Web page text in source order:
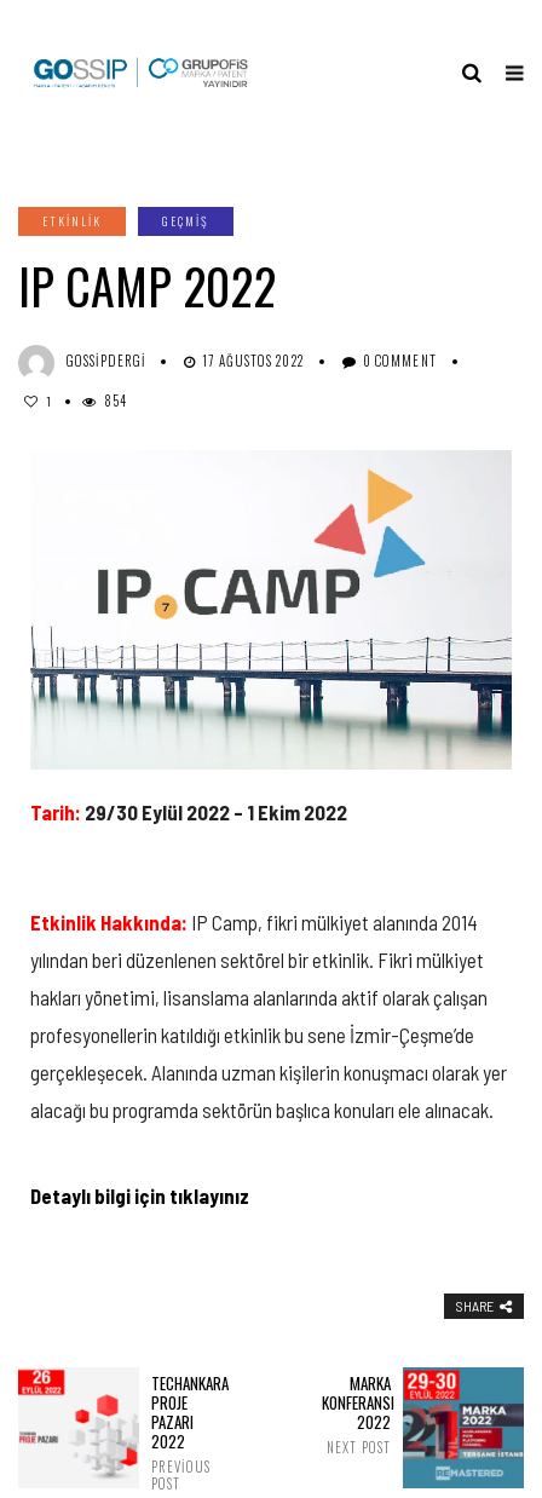
ETKINLIK GEÇMİŞ
IP CAMP 2022
GOSSIPDERGI 17 AĞUSTOS 2022 0 COMMENT
1 854
Tarih: 29/30 Eylül 2022 – 1 Ekim 2022
Etkinlik Hakkında: IP Camp, fikri mülkiyet alanında 2014
yılından beri düzenlenen sektörel bir etkinlik. Fikri mülkiyet
hakları yönetimi, lisanslama alanlarında aktif olarak çalışan
profesyonellerin katıldığı etkinlik bu sene İzmir-Çeşme’de
gerçekleşecek. Alanında uzman kişilerin konuşmacı olarak yer
alacağı bu programda sektörün başlıca konuları ele alınacak.
Detaylı bilgi için tıklayınız
SHARE
TECHANKARA
PROJE
PAZARI
2022
PREVIOUS
POST
MARKA
KONFERANSI
2022
NEXT POST